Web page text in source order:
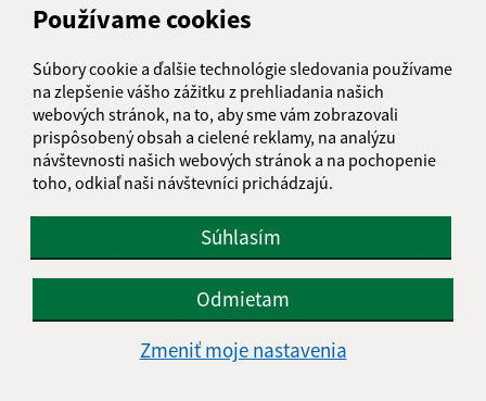
Používame cookies
Súbory cookie a ďalšie technológie sledovania používame
na zlepšenie vášho zážitku z prehliadania našich
webových stránok, na to, aby sme vám zobrazovali
prispôsobený obsah a cielené reklamy, na analýzu
návštevnosti našich webových stránok a na pochopenie
toho, odkiaľ naši návštevníci prichádzajú.
Súhlasím
Odmietam
Zmeniť moje nastavenia